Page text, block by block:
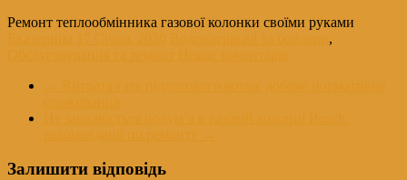
Ремонт теплообмінника газової колонки своїми руками
,
Залишити відповідь